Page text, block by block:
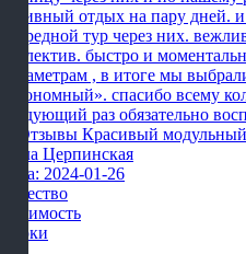
активный отдых на пару дней.
очередной тур через них.
коллектив. быстро и
параметрам , в итоге мы
«экономный». спасибо всему
следующий раз обязательно
Алла Церпинская
Дата: 2024-01-26
Качество
Стоимость
Сроки